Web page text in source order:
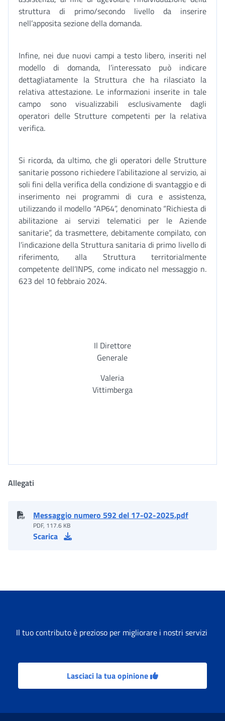
struttura di primo/secondo livello da inserire
nell’apposita sezione della domanda.
Infine, nei due nuovi campi a testo libero, inseriti nel
modello di domanda, l’interessato può indicare
dettagliatamente la Struttura che ha rilasciato la
relativa attestazione. Le informazioni inserite in tale
campo sono visualizzabili esclusivamente dagli
operatori delle Strutture competenti per la relativa
verifica.
Si ricorda, da ultimo, che gli operatori delle Strutture
sanitarie possono richiedere l’abilitazione al servizio, ai
soli fini della verifica della condizione di svantaggio e di
inserimento nei programmi di cura e assistenza,
utilizzando il modello “AP64”, denominato “Richiesta di
abilitazione ai servizi telematici per le Aziende
sanitarie”, da trasmettere, debitamente compilato, con
l’indicazione della Struttura sanitaria di primo livello di
riferimento, alla Struttura territorialmente
competente dell’INPS, come indicato nel messaggio n.
623 del 10 febbraio 2024.
Il Direttore
Generale
Valeria
Vittimberga
Allegati
Messaggio numero 592 del 17-02-2025.pdf
PDF, 117.6 KB
Scarica
Il tuo contributo è prezioso per migliorare i nostri servizi
Lasciaci la tua opinione